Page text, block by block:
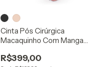
Cinta Pós Cirúrgica
Macaquinho Com Manga
R$399,00